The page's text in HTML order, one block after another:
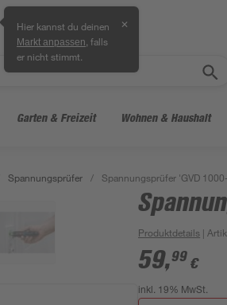
Hier kannst du deinen
Markt anpassen , falls
er nicht stimmt.
✕
Garten & Freizeit Wohnen & Haushalt
Spannungsprüfer / Spannungsprüfer 'GVD
Produktdetails |
59,99 €
inkl. 19% MwSt.